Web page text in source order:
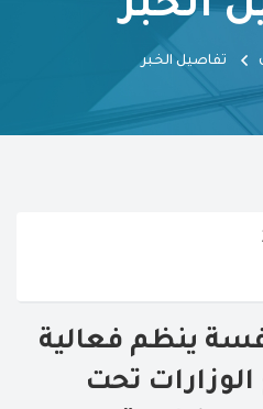
الخبر
تفاصيل الخبر
ينظم فعالية
تحت